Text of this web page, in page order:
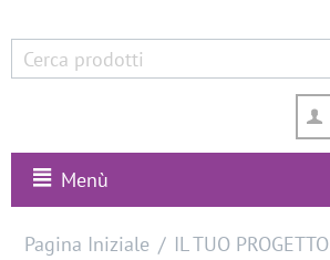
Menù
Pagina Iniziale / IL TUO PROGETTO